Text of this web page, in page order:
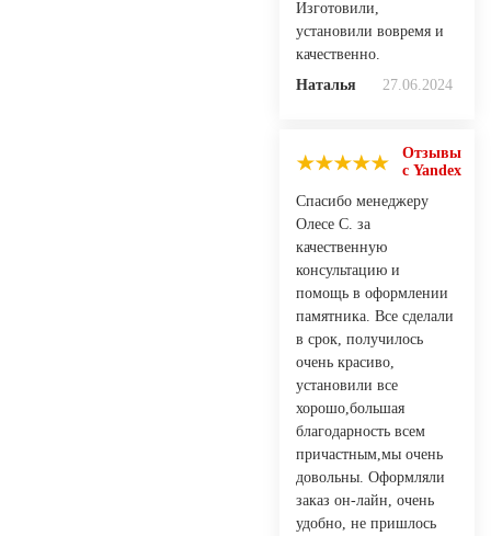
Изготовили,
установили вовремя и
качественно.
Наталья
27.06.2024
Отзывы
с Yandex
Спасибо менеджеру
Олесе С. за
качественную
консультацию и
помощь в оформлении
памятника. Все сделали
в срок, получилось
очень красиво,
установили все
хорошо,большая
благодарность всем
причастным,мы очень
довольны. Оформляли
заказ он-лайн, очень
удобно, не пришлось